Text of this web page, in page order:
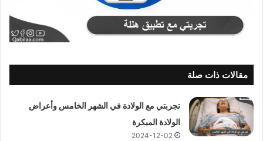
مقالات ذات صلة
تجربتي مع الولادة في الشهر الخامس وأعراض
الولادة المبكرة
2024-12-02